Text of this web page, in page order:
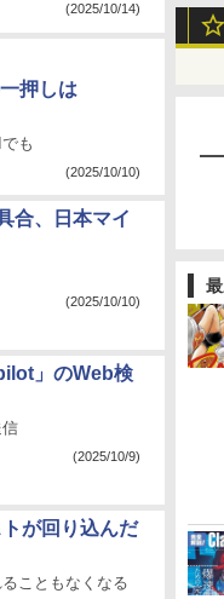
(2025/10/14)
押しは
も
(2025/10/10)
合、日本マイ
(2025/10/10)
」のWeb検
(2025/10/9)
が回り込んだ
こともなくなる